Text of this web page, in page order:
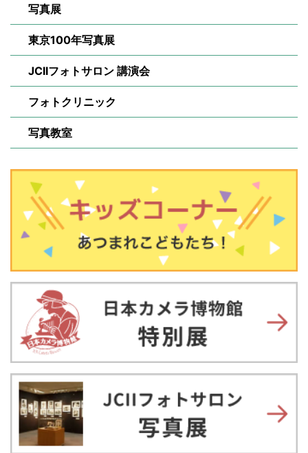
写真展
東京100年写真展
JCIIフォトサロン 講演会
フォトクリニック
写真教室